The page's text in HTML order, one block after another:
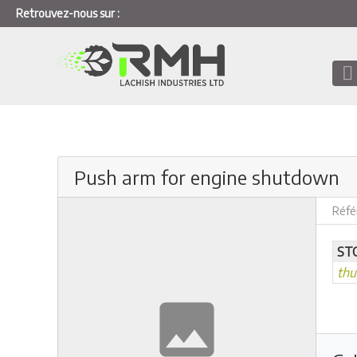
Retrouvez-nous sur :
Push arm for engine shutdown